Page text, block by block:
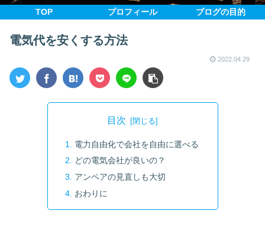
TOP プロフィール ブログの目的
電気代を安くする方法
2022.04.29
目次
電力自由化で会社を自由に選べる
どの電気会社が良いの？
アンペアの見直しも大切
おわりに